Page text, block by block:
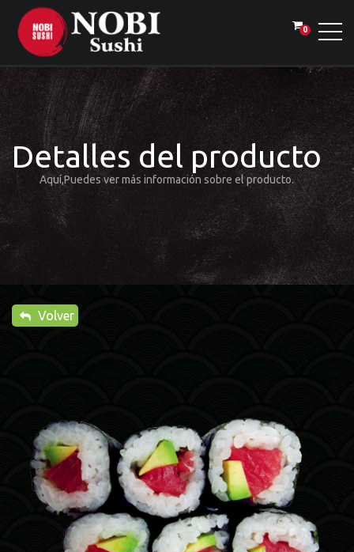
0
Detalles del producto
Aquí,Puedes ver más información sobre el producto.
Volver